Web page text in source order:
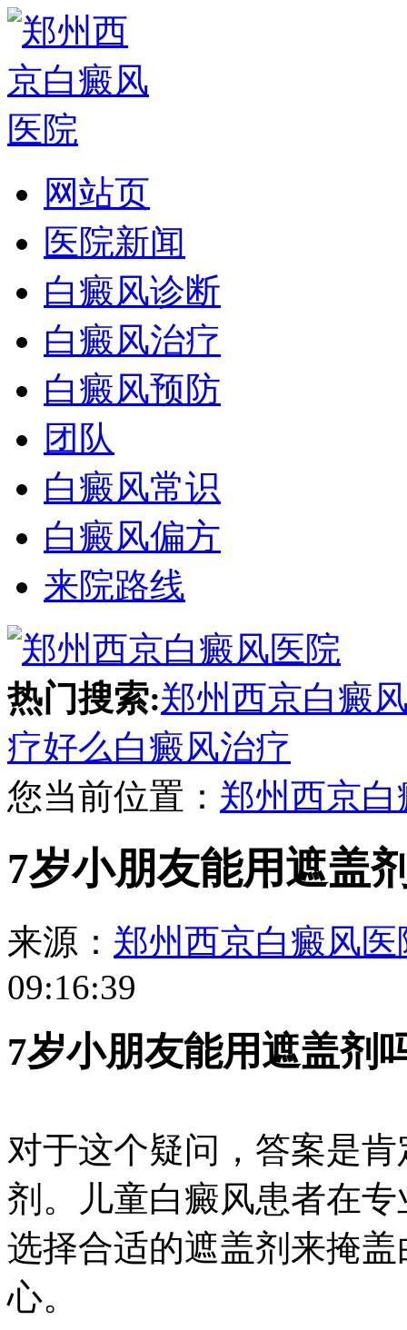
网站页
医院新闻
白癜风诊断
白癜风治疗
白癜风预防
团队
白癜风常识
白癜风偏方
来院路线
热门搜索:郑州西京白癜
疗好么白癜风治疗
您当前位置： 郑州西京
7岁小朋友能用遮盖
来源： 郑州西京白癜风医
09:16:39
7岁小朋友能用遮盖剂
对于这个疑问，答案是
剂。儿童白癜风患者在
选择合适的遮盖剂来掩
心。